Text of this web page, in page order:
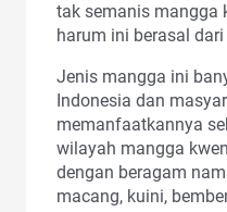
tak semanis mangga
harum ini berasal
Jenis mangga ini
Indonesia dan
memanfaatkannya
wilayah mangga
dengan beragam
macang, kuini,